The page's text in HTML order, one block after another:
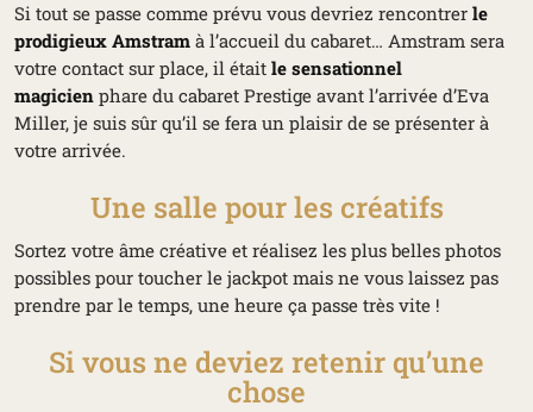
Si tout se passe comme prévu vous devriez rencontrer le
prodigieux Amstram à l’accueil du cabaret… Amstram sera
votre contact sur place, il était le sensationnel
magicien phare du cabaret Prestige avant l’arrivée d’Eva
Miller, je suis sûr qu’il se fera un plaisir de se présenter à
votre arrivée.
Une salle pour les créatifs
Sortez votre âme créative et réalisez les plus belles photos
possibles pour toucher le jackpot mais ne vous laissez pas
prendre par le temps, une heure ça passe très vite !
Si vous ne deviez retenir qu’une
chose